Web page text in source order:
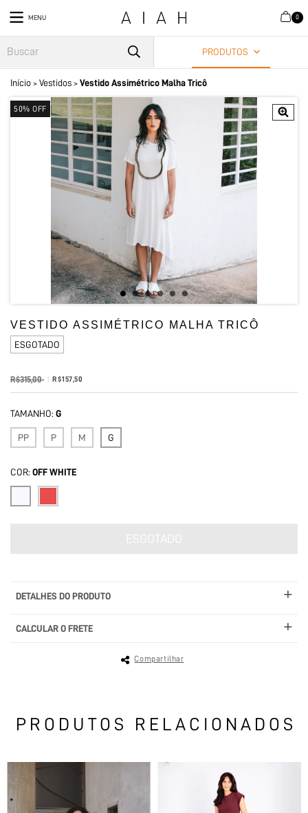
MENU 0
PRODUTOS
Início > Vestidos > Vestido Assimétrico Malha Tricô
50% OFF
VESTIDO ASSIMÉTRICO MALHA TRICÔ
ESGOTADO
R$315,00 R$157,50
TAMANHO: G
PP P M G
COR: OFF WHITE
DETALHES DO PRODUTO
CALCULAR O FRETE
Compartilhar
PRODUTOS RELACIONADOS